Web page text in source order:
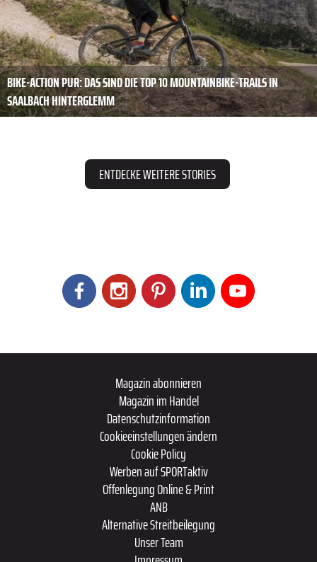
BIKE-ACTION PUR: DAS SIND DIE TOP 10 MOUNTAINBIKE-TRAILS IN
SAALBACH HINTERGLEMM
ENTDECKE WEITERE STORIES
Magazin abonnieren
Magazin im Handel
Datenschutzinformation
Cookieeinstellungen ändern
Cookie Policy
Werben auf SPORTaktiv
Offenlegung Online & Print
ANB
Alternative Streitbeilegung
Unser Team